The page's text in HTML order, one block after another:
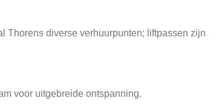
Thorens diverse verhuurpunten; liftpassen zijn
voor uitgebreide ontspanning.